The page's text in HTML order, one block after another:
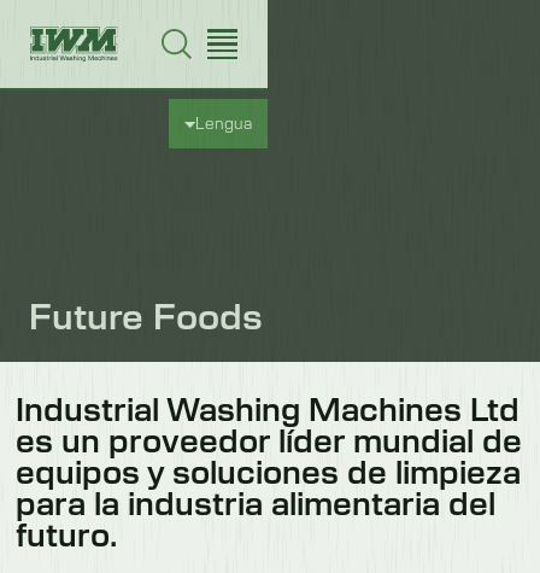
Lengua
Future Foods
Industrial Washing Machines Ltd
es un proveedor líder mundial de
equipos y soluciones de limpieza
para la industria alimentaria del
futuro.